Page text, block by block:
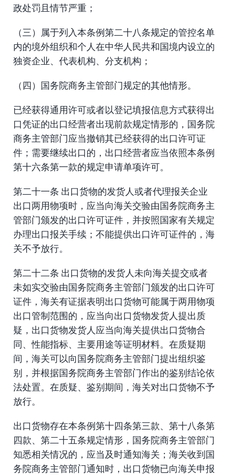
政处罚且情节严重；
（三）属于列入本条例第二十八条规定的管控名单
内的境外组织和个人在中华人民共和国境内设立的
独资企业、代表机构、分支机构；
（四）国务院商务主管部门规定的其他情形。
已经获得通用许可或者以登记填报信息方式获得出
口凭证的出口经营者出现前款规定情形的，国务院
商务主管部门应当撤销其已经获得的出口许可证
件；需要继续出口的，出口经营者应当依照本条例
第十六条第一款的规定申请单项许可。
第二十一条 出口货物的发货人或者代理报关企业
出口两用物项时，应当向海关交验由国务院商务主
管部门颁发的出口许可证件，并按照国家有关规定
办理出口报关手续；不能提供出口许可证件的，海
关不予放行。
第二十二条 出口货物的发货人未向海关提交或者
未如实交验由国务院商务主管部门颁发的出口许可
证件，海关有证据表明出口货物可能属于两用物项
出口管制范围的，应当向出口货物发货人提出质
疑，出口货物发货人应当向海关提供出口货物合
同、性能指标、主要用途等证明材料。在质疑期
间，海关可以向国务院商务主管部门提出组织鉴
别，并根据国务院商务主管部门作出的鉴别结论依
法处置。在质疑、鉴别期间，海关对出口货物不予
放行。
出口货物存在本条例第十四条第三款、第十八条第
四款、第二十五条规定情形，国务院商务主管部门
知悉相关情况的，应当及时通知海关；海关收到国
务院商务主管部门通知时，出口货物已向海关申报